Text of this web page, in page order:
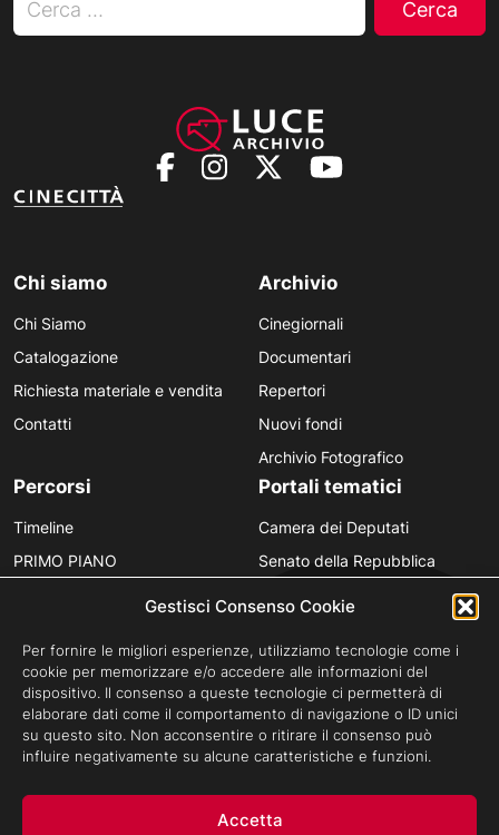
Gestisci Consenso Cookie
Per fornire le migliori esperienze, utilizziamo tecnologie come i
cookie per memorizzare e/o accedere alle informazioni del
dispositivo. Il consenso a queste tecnologie ci permetterà di
elaborare dati come il comportamento di navigazione o ID unici
su questo sito. Non acconsentire o ritirare il consenso può
influire negativamente su alcune caratteristiche e funzioni.
Accetta
Chi siamo
Chi Siamo
Catalogazione
Richiesta materiale e vendita
Contatti
Archivio
Cinegiornali
Documentari
Repertori
Nuovi fondi
Archivio Fotografico
Percorsi
Timeline
PRIMO PIANO
Anniversari
Portali tematici
Camera dei Deputati
Senato della Repubblica
Provincia in Luce
Luce per la didattica
Fare gli italiani